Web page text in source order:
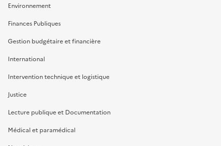
Environnement
Finances Publiques
Gestion budgétaire et financière
International
Intervention technique et logistique
Justice
Lecture publique et Documentation
Médical et paramédical